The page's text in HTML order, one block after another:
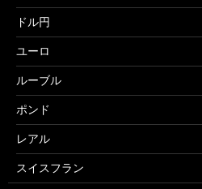
ドル円
ユーロ
ルーブル
ポンド
レアル
スイスフラン